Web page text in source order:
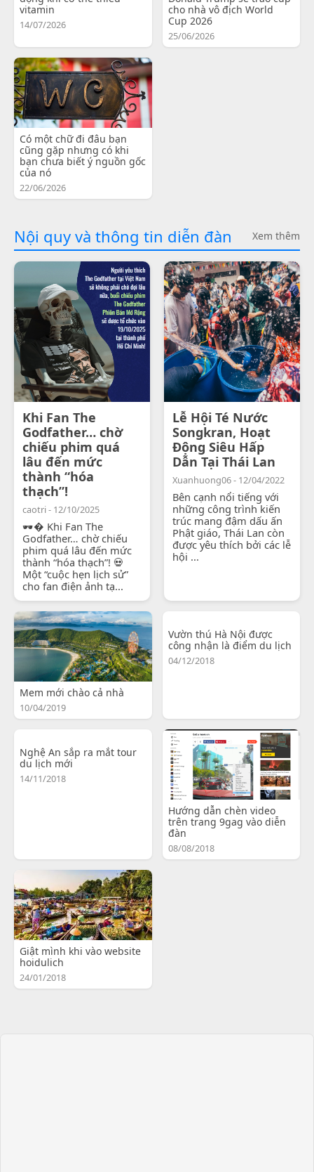
vitamin
14/07/2026
cho nhà vô địch World
Cup 2026
25/06/2026
Có một chữ đi đâu bạn
cũng gặp nhưng có khi
bạn chưa biết ý nguồn gốc
của nó
22/06/2026
Nội quy và thông tin diễn đàn Xem thêm
Khi Fan The
Godfather… chờ
chiếu phim quá
lâu đến mức
thành “hóa
thạch”!
caotri - 12/10/2025
🕶� Khi Fan The
Godfather… chờ chiếu
phim quá lâu đến mức
thành “hóa thạch”! 💀
Một “cuộc hẹn lịch sử”
cho fan điện ảnh tạ...
Lễ Hội Té Nước
Songkran, Hoạt
Động Siêu Hấp
Dẫn Tại Thái Lan
Xuanhuong06 - 12/04/2022
Bên cạnh nổi tiếng với
những công trình kiến
trúc mang đậm dấu ấn
Phật giáo, Thái Lan còn
được yêu thích bởi các lễ
hội ...
Mem mới chào cả nhà
10/04/2019
Vườn thú Hà Nội được
công nhận là điểm du lịch
04/12/2018
Nghệ An sắp ra mắt tour
du lịch mới
14/11/2018
Hướng dẫn chèn video
trên trang 9gag vào diễn
đàn
08/08/2018
Giật mình khi vào website
hoidulich
24/01/2018